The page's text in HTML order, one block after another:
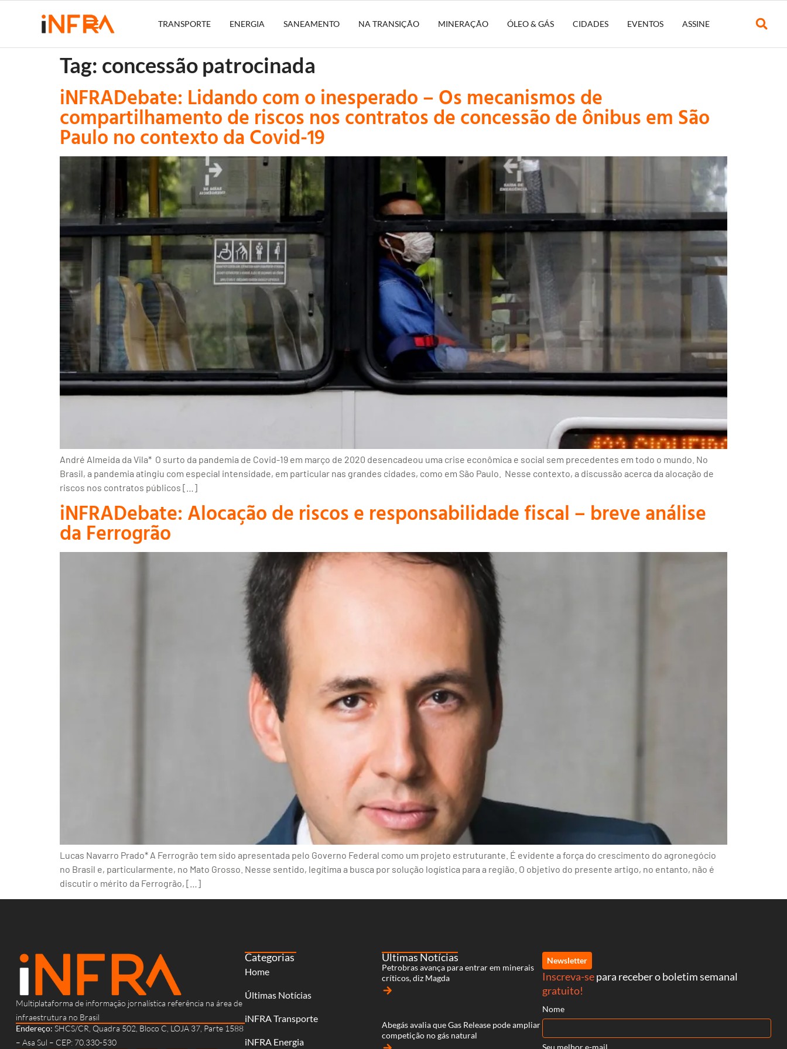
TRANSPORTE ENERGIA SANEAMENTO NA TRANSIÇÃO MINERAÇÃO ÓLEO & GÁS CIDADES EVENTOS ASSINE
Tag: concessão patrocinada
iNFRADebate: Lidando com o inesperado – Os mecanismos de
compartilhamento de riscos nos contratos de concessão de ônibus em São
Paulo no contexto da Covid-19
André Almeida da Vila* O surto da pandemia de Covid-19 em março de 2020 desencadeou uma crise econômica e social sem precedentes em todo o mundo. No
Brasil, a pandemia atingiu com especial intensidade, em particular nas grandes cidades, como em São Paulo. Nesse contexto, a discussão acerca da alocação de
riscos nos contratos públicos […]
iNFRADebate: Alocação de riscos e responsabilidade fiscal – breve análise
da Ferrogrão
Lucas Navarro Prado* A Ferrogrão tem sido apresentada pelo Governo Federal como um projeto estruturante. É evidente a força do crescimento do agronegócio
no Brasil e, particularmente, no Mato Grosso. Nesse sentido, legítima a busca por solução logística para a região. O objetivo do presente artigo, no entanto, não é
discutir o mérito da Ferrogrão, […]
Multiplataforma de informação jornalística referência na área de
infraestrutura no Brasil
Endereço: SHCS/CR, Quadra 502, Bloco C, LOJA 37, Parte 1588
– Asa Sul – CEP: 70.330-530
Categorias
Home
Últimas Notícias
iNFRA Transporte
iNFRA Energia
Últimas Notícias
Petrobras avança para entrar em minerais
críticos, diz Magda
arrow_forward
Abegás avalia que Gas Release pode ampliar
competição no gás natural
Newsletter
Inscreva-separa receber o boletim semanal
gratuito!
Nome